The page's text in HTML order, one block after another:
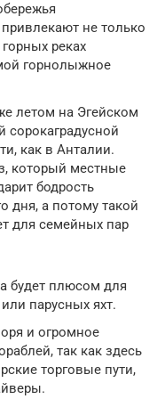
не только
реках
горнолыжное
летом на Эгейском
сорокаградусной
как в Анталии.
который местные
бодрость
дня, а потому такой
для семейных пар
будет плюсом для
парусных яхт.
и огромное
так как здесь
торговые пути,